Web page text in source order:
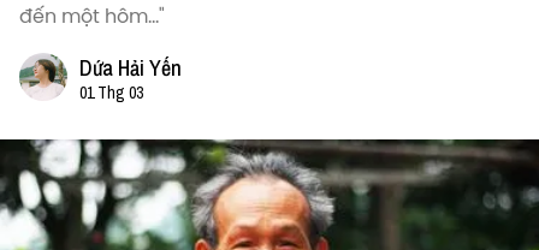
đến một hôm..."
Dứa Hải Yến
01 Thg 03